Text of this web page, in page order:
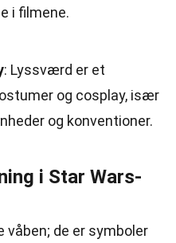
i filmene.
: Lyssværd er et
og cosplay, især
og konventioner.
i Star Wars-
våben; de er symboler